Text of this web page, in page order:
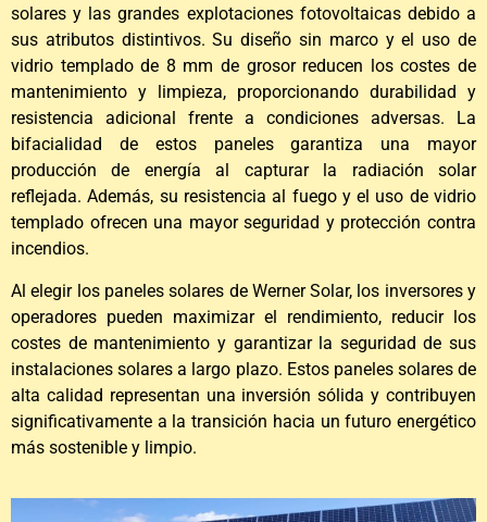
solares y las grandes explotaciones fotovoltaicas debido a
sus atributos distintivos. Su diseño sin marco y el uso de
vidrio templado de 8 mm de grosor reducen los costes de
mantenimiento y limpieza, proporcionando durabilidad y
resistencia adicional frente a condiciones adversas. La
bifacialidad de estos paneles garantiza una mayor
producción de energía al capturar la radiación solar
reflejada. Además, su resistencia al fuego y el uso de vidrio
templado ofrecen una mayor seguridad y protección contra
incendios.
Al elegir los paneles solares de Werner Solar, los inversores y
operadores pueden maximizar el rendimiento, reducir los
costes de mantenimiento y garantizar la seguridad de sus
instalaciones solares a largo plazo. Estos paneles solares de
alta calidad representan una inversión sólida y contribuyen
significativamente a la transición hacia un futuro energético
más sostenible y limpio.